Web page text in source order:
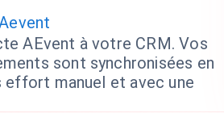
AEvent à votre CRM. Vos
sont synchronisées en
effort manuel et avec une